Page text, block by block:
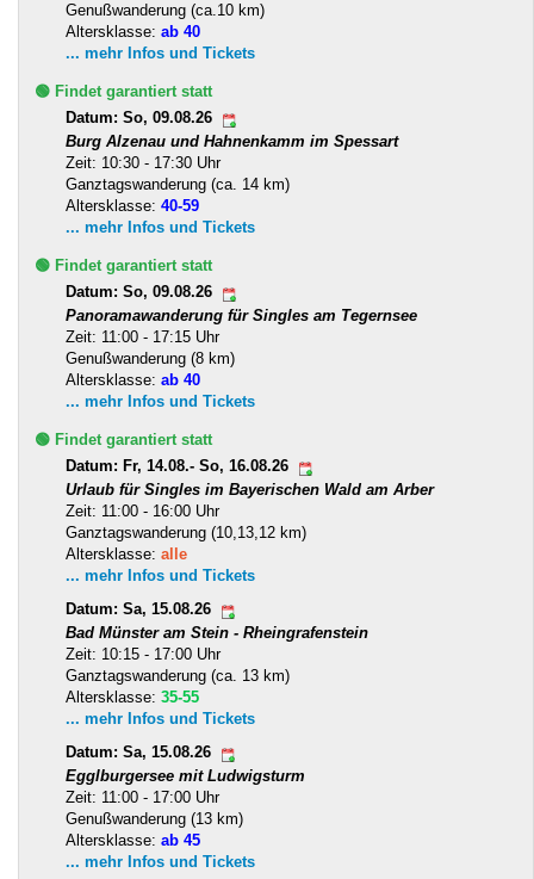
Genußwanderung (ca.10 km)
Altersklasse: ab 40
... mehr Infos und Tickets
🟢 Findet garantiert statt
Datum: So, 09.08.26
Burg Alzenau und Hahnenkamm im Spessart
Zeit: 10:30 - 17:30 Uhr
Ganztagswanderung (ca. 14 km)
Altersklasse: 40-59
... mehr Infos und Tickets
🟢 Findet garantiert statt
Datum: So, 09.08.26
Panoramawanderung für Singles am Tegernsee
Zeit: 11:00 - 17:15 Uhr
Genußwanderung (8 km)
Altersklasse: ab 40
... mehr Infos und Tickets
🟢 Findet garantiert statt
Datum: Fr, 14.08.- So, 16.08.26
Urlaub für Singles im Bayerischen Wald am Arber
Zeit: 11:00 - 16:00 Uhr
Ganztagswanderung (10,13,12 km)
Altersklasse: alle
... mehr Infos und Tickets
Datum: Sa, 15.08.26
Bad Münster am Stein - Rheingrafenstein
Zeit: 10:15 - 17:00 Uhr
Ganztagswanderung (ca. 13 km)
Altersklasse: 35-55
... mehr Infos und Tickets
Datum: Sa, 15.08.26
Egglburgersee mit Ludwigsturm
Zeit: 11:00 - 17:00 Uhr
Genußwanderung (13 km)
Altersklasse: ab 45
... mehr Infos und Tickets